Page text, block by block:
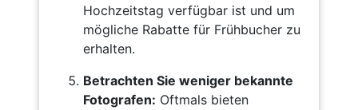
Hochzeitstag verfügbar ist und um
mögliche Rabatte für Frühbucher zu
erhalten.
Betrachten Sie weniger bekannte
Fotografen: Oftmals bieten